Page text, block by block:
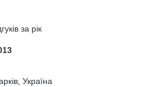
за рік
Україна